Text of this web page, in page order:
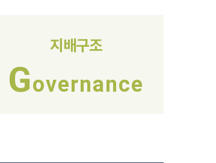
지배구조
Governance